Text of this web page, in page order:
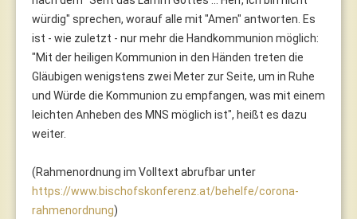
würdig" sprechen, worauf alle mit "Amen" antworten. Es
ist - wie zuletzt - nur mehr die Handkommunion möglich:
"Mit der heiligen Kommunion in den Händen treten die
Gläubigen wenigstens zwei Meter zur Seite, um in Ruhe
und Würde die Kommunion zu empfangen, was mit einem
leichten Anheben des MNS möglich ist", heißt es dazu
weiter.
(Rahmenordnung im Volltext abrufbar unter
https://www.bischofskonferenz.at/behelfe/corona-
rahmenordnung)